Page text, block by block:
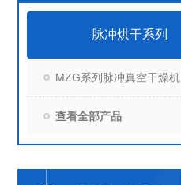
脉冲烘干系列
MZG系列脉冲真空干燥机
查看全部产品